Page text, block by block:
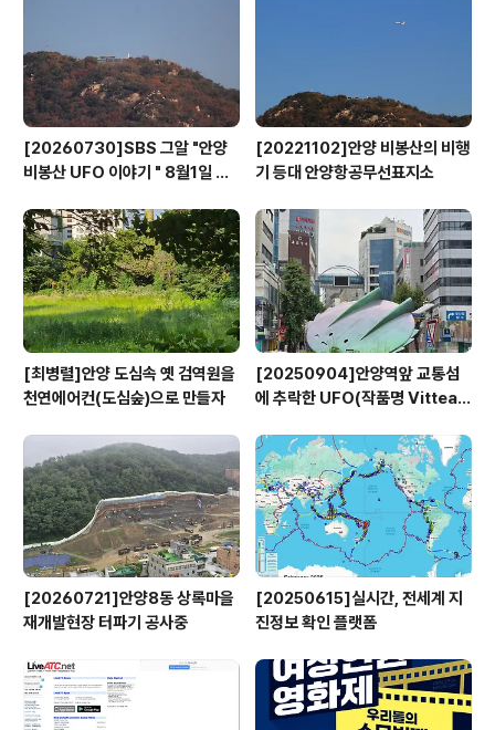
서, 가족과 함께 머무는 공원에서 예술을 ..
[20260730]SBS 그알 "안양
비봉산 UFO 이야기 " 8월1일 방
[20221102]안양 비봉산의 비행
기 등대 안양항공무선표지소
[최병렬]안양 도심속 옛 검역원을
천연에어컨(도심숲)으로 만들자
[20250904]안양역앞 교통섬
에 추락한 UFO(작품명 Vitteau
[20260721]안양8동 상록마을
재개발현장 터파기 공사중
[20250615]실시간, 전세계 지
진정보 확인 플랫폼